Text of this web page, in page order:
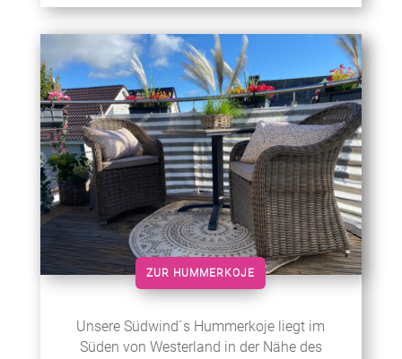
ZUR HUMMERKOJE
Unsere Südwind´s Hummerkoje liegt im
Süden von Westerland in der Nähe des